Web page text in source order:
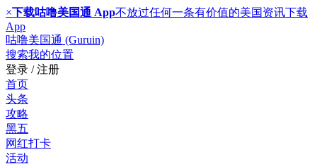
×下载咕噜美国通 App不放过任何一条有价值的美国资讯下载
App
咕噜美国通 (Guruin)
搜索我的位置
登录 / 注册
首页
头条
攻略
黑五
网红打卡
活动